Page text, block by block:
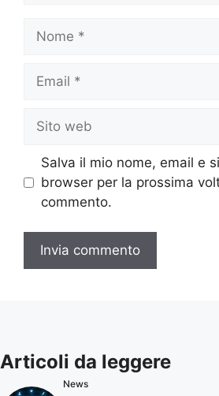
web
Salva il mio nome, email e
browser per la prossima
commento.
Articoli da leggere
News